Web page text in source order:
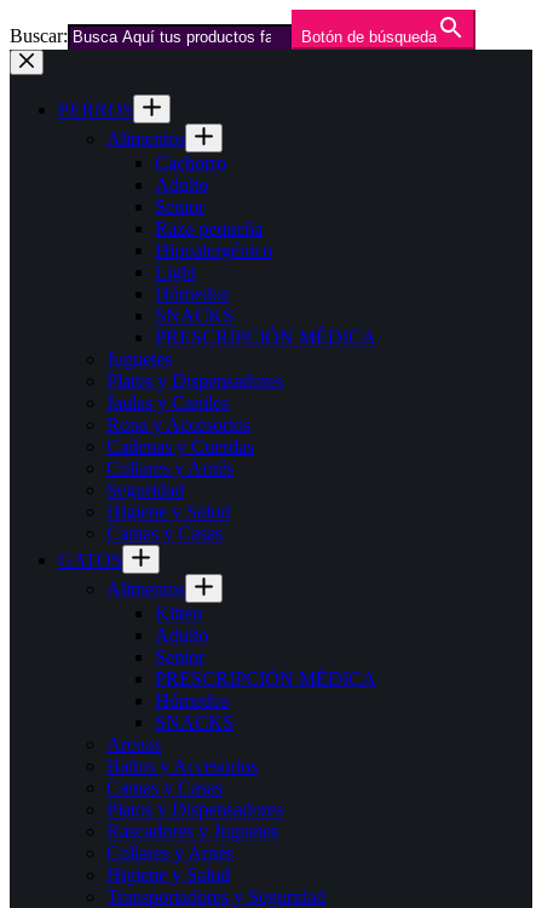
Buscar: Botón de búsqueda
Saltar
al
contenidoPERROS
Alimentos
Cachorro
Adulto
Senior
Raza pequeña
Hipoalergénico
Light
Húmedos
SNACKS
PRESCRIPCIÓN MÉDICA
Juguetes
Platos y Dispensadores
Jaulas y Caniles
Ropa y Accesorios
Cadenas y Cuerdas
Collares y Arnés
Seguridad
Higiene y Salud
Camas y Casas
GATOS
Alimentos
Kitten
Adulto
Senior
PRESCRIPCIÓN MÉDICA
Húmedos
SNACKS
Arenas
Baños y Accesorios
Camas y Casas
Platos y Dispensadores
Rascadores y Juguetes
Collares y Arnés
Higiene y Salud
Transportadores y Seguridad